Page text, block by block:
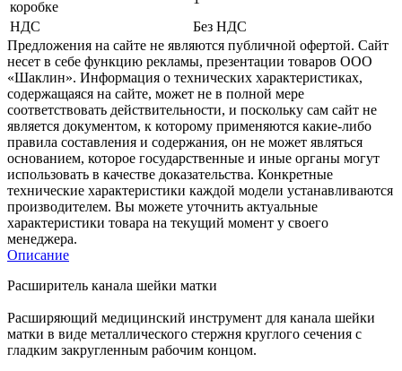
коробке
НДС
Без НДС
Предложения на сайте не являются публичной офертой. Сайт
несет в себе функцию рекламы, презентации товаров ООО
«Шаклин». Информация о технических характеристиках,
содержащаяся на сайте, может не в полной мере
соответствовать действительности, и поскольку сам сайт не
является документом, к которому применяются какие-либо
правила составления и содержания, он не может являться
основанием, которое государственные и иные органы могут
использовать в качестве доказательства. Конкретные
технические характеристики каждой модели устанавливаются
производителем. Вы можете уточнить актуальные
характеристики товара на текущий момент у своего
менеджера.
Описание
Расширитель канала шейки матки
Расширяющий медицинский инструмент для канала шейки
матки в виде металлического стержня круглого сечения с
гладким закругленным рабочим концом.